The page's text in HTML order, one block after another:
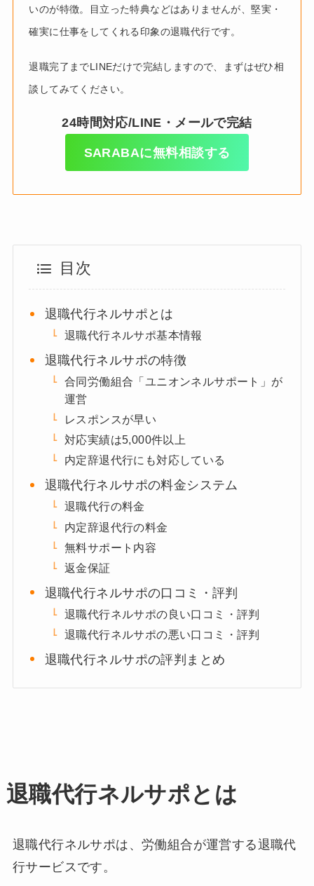
24時間対応/LINE・メールで完結
SARABAに無料相談する
目次
退職代行ネルサポとは
退職代行ネルサポ基本情報
退職代行ネルサポの特徴
合同労働組合「ユニオンネルサポート」が
運営
レスポンスが早い
対応実績は5,000件以上
内定辞退代行にも対応している
退職代行ネルサポの料金システム
退職代行の料金
内定辞退代行の料金
無料サポート内容
返金保証
退職代行ネルサポの口コミ・評判
退職代行ネルサポの良い口コミ・評判
退職代行ネルサポの悪い口コミ・評判
退職代行ネルサポの評判まとめ
退職代行ネルサポとは
退職代行ネルサポは、労働組合が運営する退職代
行サービスです。